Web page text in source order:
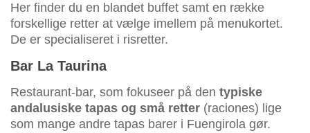
Her finder du en blandet buffet samt en række
forskellige retter at vælge imellem på menukortet.
De er specialiseret i risretter.
Bar La Taurina
Restaurant-bar, som fokuseer på den typiske
andalusiske tapas og små retter (raciones) lige
som mange andre tapas barer i Fuengirola gør.